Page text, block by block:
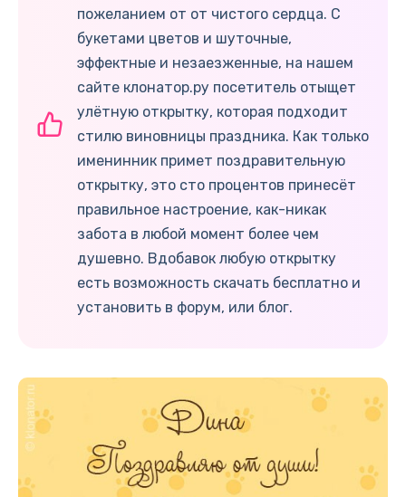
пожеланием от от чистого сердца. С
букетами цветов и шуточные,
эффектные и незаезженные, на нашем
сайте клонатор.ру посетитель отыщет
улётную открытку, которая подходит
стилю виновницы праздника. Как только
именинник примет поздравительную
открытку, это сто процентов принесёт
правильное настроение, как-никак
забота в любой момент более чем
душевно. Вдобавок любую открытку
есть возможность скачать бесплатно и
установить в форум, или блог.